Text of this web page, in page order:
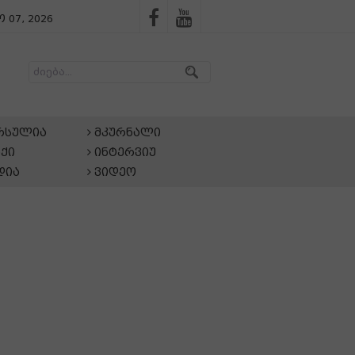
07, 2026
მკურნალი
ინტერვიუ
ვიდეო